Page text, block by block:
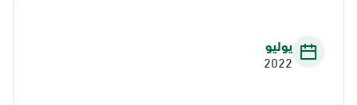
يوليو
2022